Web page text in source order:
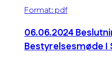
Format: pdf
06.06.2024
Bestyrelsesmøde I